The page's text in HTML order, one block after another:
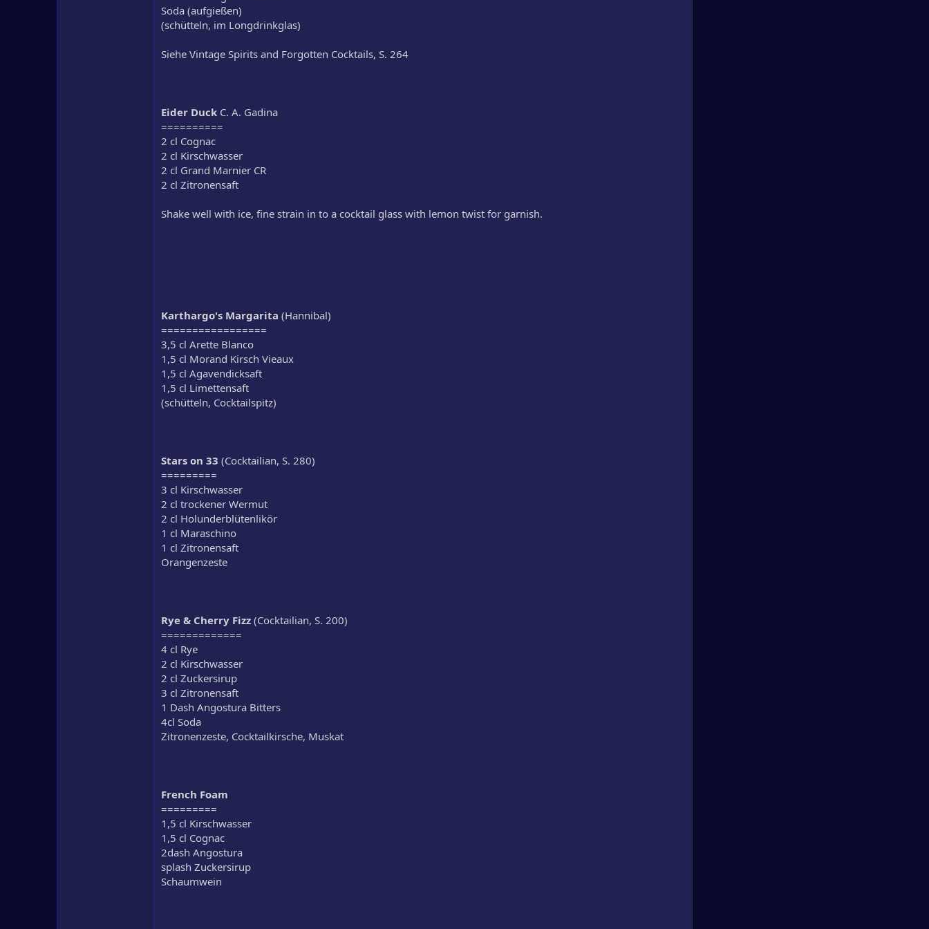
Soda (aufgießen)
(schütteln, im Longdrinkglas)
Siehe Vintage Spirits and Forgotten Cocktails, S. 264
Eider Duck C. A. Gadina
==========
2 cl Cognac
2 cl Kirschwasser
2 cl Grand Marnier CR
2 cl Zitronensaft
Shake well with ice, fine strain in to a cocktail glass with lemon twist for garnish.
Karthargo's Margarita (Hannibal)
=================
3,5 cl Arette Blanco
1,5 cl Morand Kirsch Vieaux
1,5 cl Agavendicksaft
1,5 cl Limettensaft
(schütteln, Cocktailspitz)
Stars on 33 (Cocktailian, S. 280)
=========
3 cl Kirschwasser
2 cl trockener Wermut
2 cl Holunderblütenlikör
1 cl Maraschino
1 cl Zitronensaft
Orangenzeste
Rye & Cherry Fizz (Cocktailian, S. 200)
=============
4 cl Rye
2 cl Kirschwasser
2 cl Zuckersirup
3 cl Zitronensaft
1 Dash Angostura Bitters
4cl Soda
Zitronenzeste, Cocktailkirsche, Muskat
French Foam
=========
1,5 cl Kirschwasser
1,5 cl Cognac
2dash Angostura
splash Zuckersirup
Schaumwein